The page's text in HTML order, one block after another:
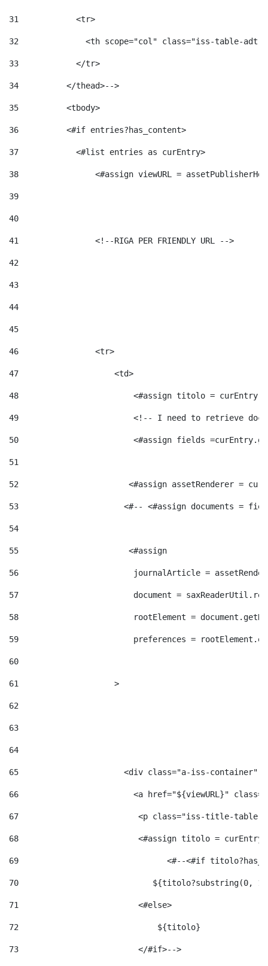
31
            <tr>
32
<th scope="col" class="iss-table-
33
            </tr>
34
          </thead>-->
35
          <tbody>
36
          <#if entries?has_content>
37
            <#list entries as curEntry>
38
<#assign viewURL =
39
40
41
                <!--RIGA PER FRIENDLY URL -->
42
43
44
45
46
                <tr>
47
                    <td>
48
<#assign titolo =
49
<!-- I need to retrieve
50
<#assign fields
51
52
<#assign assetRenderer =
53
<#-- <#assign documents =
54
55
                       <#assign
56
journalArticle =
57
document =
58
rootElement =
59
preferences =
60
61
                    >
62
63
64
65
<div class="a-iss-container"
66
<a href="${viewURL}"
67
<p class="iss-title-
68
<#assign titolo =
69
<#--
70
${titolo?substring(0,
71
                         <#else>
72
                             ${titolo}
73
                         </#if>-->